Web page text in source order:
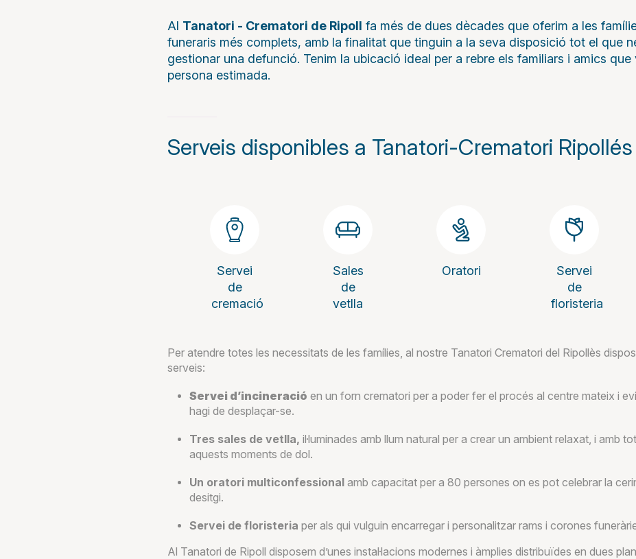
Al Tanatori - Crematori de Ripoll fa més de dues dècades que oferim a les
funeraris més complets, amb la finalitat que tinguin a la seva disposició tot el que
gestionar una defunció. Tenim la ubicació ideal per a rebre els familiars i amics
persona estimada.
Serveis disponibles a Tanatori-Crematori Ripollés
Servei
de
cremació
Sales
de
vetlla
Oratori
Servei
de
floristeria
Per atendre totes les necessitats de les famílies, al nostre Tanatori Crematori del Ripollès
serveis:
Servei d’incineració en un forn crematori per a poder fer el procés al centre mateix i
hagi de desplaçar-se.
Tres sales de vetlla, il·luminades amb llum natural per a crear un ambient relaxat, i amb
aquests moments de dol.
Un oratori multiconfessional amb capacitat per a 80 persones on es pot celebrar la
desitgi.
Servei de floristeria per als qui vulguin encarregar i personalitzar rams i corones
Al Tanatori de Ripoll disposem d’unes instal·lacions modernes i àmplies distribuïdes en dues